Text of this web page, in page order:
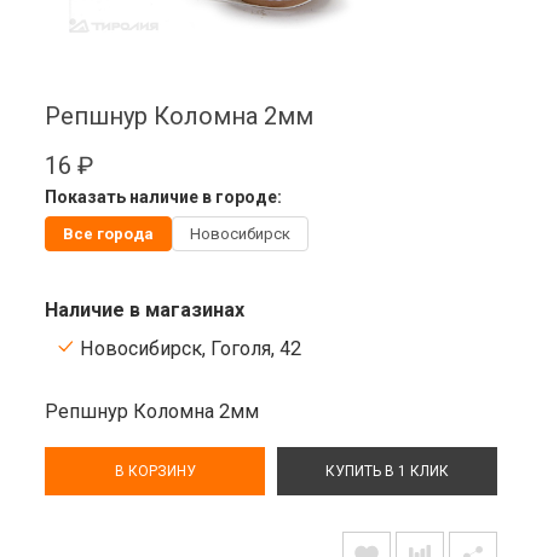
Репшнур Коломна 2мм
16 ₽
Показать наличие в городе:
Все города Новосибирск
Наличие в магазинах
Новосибирск, Гоголя, 42
Репшнур Коломна 2мм
В КОРЗИНУ КУПИТЬ В 1 КЛИК